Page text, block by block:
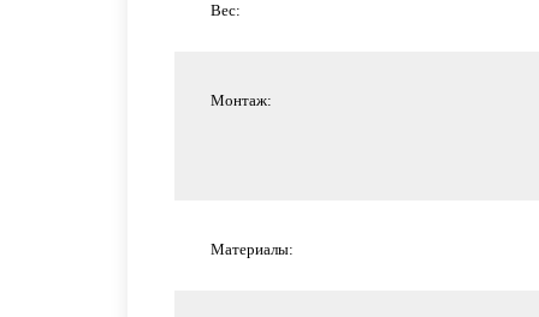
Вес:
Монтаж:
Материалы: